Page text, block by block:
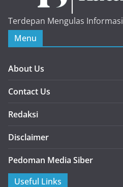
Terdepan Mengulas Informasi
Menu
About Us
Contact Us
Redaksi
Disclaimer
Pedoman Media Siber
Useful Links